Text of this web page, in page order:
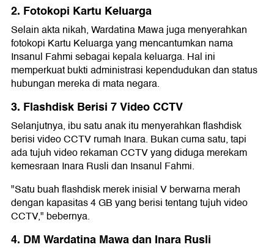
2. Fotokopi Kartu Keluarga
Selain akta nikah, Wardatina Mawa juga menyerahkan
fotokopi Kartu Keluarga yang mencantumkan nama
Insanul Fahmi sebagai kepala keluarga. Hal ini
memperkuat bukti administrasi kependudukan dan status
hubungan mereka di mata negara.
3. Flashdisk Berisi 7 Video CCTV
Selanjutnya, ibu satu anak itu menyerahkan flashdisk
berisi video CCTV rumah Inara. Bukan cuma satu, tapi
ada tujuh video rekaman CCTV yang diduga merekam
kemesraan Inara Rusli dan Insanul Fahmi.
"Satu buah flashdisk merek inisial V berwarna merah
dengan kapasitas 4 GB yang berisi tentang tujuh video
CCTV," bebernya.
4. DM Wardatina Mawa dan Inara Rusli